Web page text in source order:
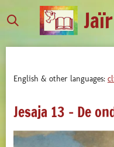
direct
Jaïr
English & other languages:
Jesaja 13 - De